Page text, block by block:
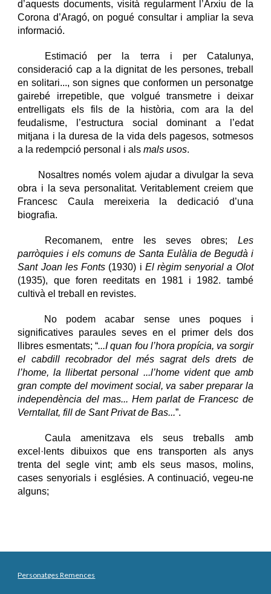
d’aquests documents, visità regularment l’Arxiu de la
Corona d’Aragó, on pogué consultar i ampliar la seva
informació.
Estimació per la terra i per Catalunya,
consideració cap a la dignitat de les persones, treball
en solitari..., son signes que conformen un personatge
gairebé irrepetible, que volgué transmetre i deixar
entrelligats els fils de la història, com ara la del
feudalisme, l’estructura social dominant a l’edat
mitjana i la duresa de la vida dels pagesos, sotmesos
a la redempció personal i alsmals usos.
Nosaltres només volem ajudar a divulgar la seva
obra i la seva personalitat. Veritablement creiem que
Francesc Caula mereixeria la dedicació d’una
biografia.
Recomanem, entre les seves obres; Les
parròquies i els comuns de Santa Eulàlia de Begudà i
Sant Joan les Fonts (1930) i El règim senyorial a Olot
(1935), que foren reeditats en 1981 i 1982. també
cultivà el treball en revistes.
No podem acabar sense unes poques i
significatives paraules seves en el primer dels dos
llibres esmentats; “...I quan fou l’hora propícia, va sorgir
el cabdill recobrador del més sagrat dels drets de
l’home, la llibertat personal ...l’home vident que amb
gran compte del moviment social, va saber preparar la
independència del mas... Hem parlat de Francesc de
Verntallat, fill de Sant Privat de Bas...”.
Caula amenitzava els seus treballs amb
excel·lents dibuixos que ens transporten als anys
trenta del segle vint; amb els seus masos, molins,
cases senyorials i esglésies. A continuació, vegeu-ne
alguns;
Personatges Remences